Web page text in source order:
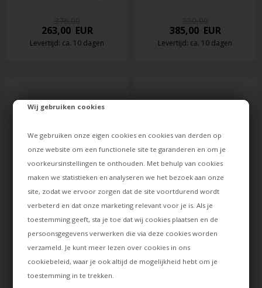
Wij gebruiken cookies
We gebruiken onze eigen cookies en cookies van derden op
onze website om een functionele site te garanderen en om je
voorkeursinstellingen te onthouden. Met behulp van cookies
maken we statistieken en analyseren we het bezoek aan onze
site, zodat we ervoor zorgen dat de site voortdurend wordt
verbeterd en dat onze marketing relevant voor je is. Als je
toestemming geeft, sta je toe dat wij cookies plaatsen en de
persoonsgegevens verwerken die via deze cookies worden
verzameld. Je kunt meer lezen over cookies in ons
cookiebeleid, waar je ook altijd de mogelijkheid hebt om je
toestemming in te trekken.
263,00EUR
Levertijd: ca. 10 dagen
385,00EUR
Levertijd: ca. 10 dagen
LOUIS POULSEN
GRIJS
805,00
LOUIS POULSEN
ARM, ZWART